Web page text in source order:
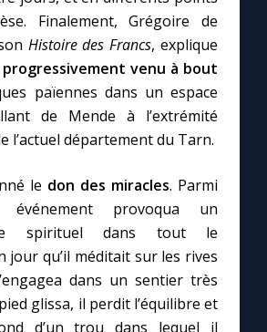
Finalement, Grégoire de
Histoire des Francs, explique
progressivement venu à bout
païennes dans un espace
de Mende à l’extrémité
l’actuel département du Tarn.
le don des miracles. Parmi
événement provoqua un
spirituel dans tout le
jour qu’il méditait sur les rives
dans un sentier très
glissa, il perdit l’équilibre et
d’un trou dans lequel il